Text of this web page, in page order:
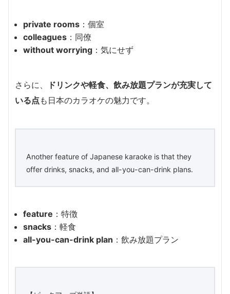
private rooms ：個室
colleagues ：同僚
without worrying ：気にせず
さらに、
ドリンクや軽食、飲み放題プランが充実して
いる点 も日本のカラオケの魅力です。
Another feature of Japanese karaoke is that they
offer drinks, snacks, and all-you-can-drink plans.
feature ：特徴
snacks ：軽食
all-you-can-drink plan ：飲み放題プラン